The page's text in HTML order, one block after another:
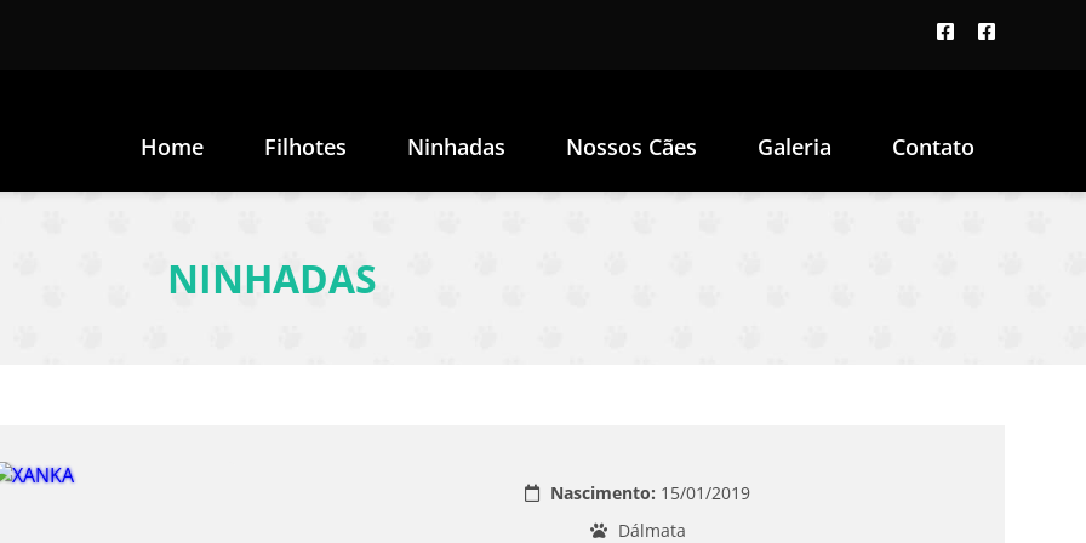
Home Filhotes Ninhadas Nossos Cães Galeria Contato
NINHADAS
Nascimento: 15/01/2019
Dálmata